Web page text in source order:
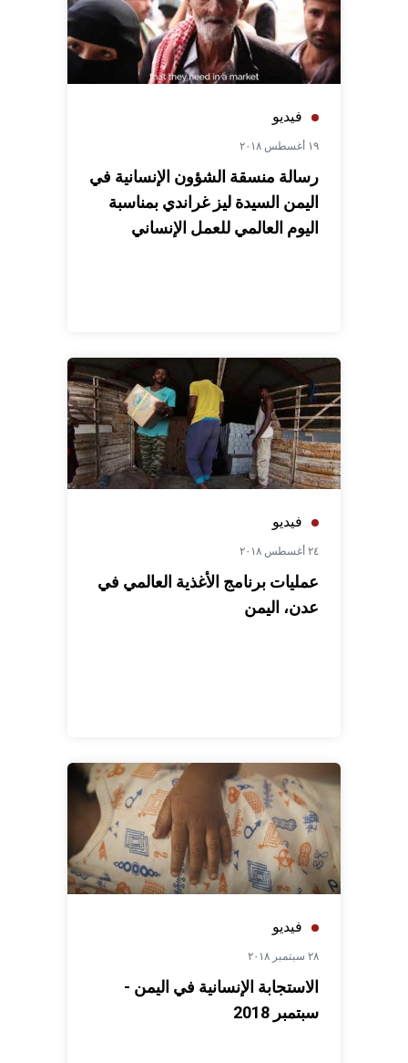
فيديو
١٩ أغسطس ٢٠١٨
رسالة منسقة الشؤون الإنسانية في
اليمن السيدة ليز غراندي بمناسبة
اليوم العالمي للعمل الإنساني
فيديو
٢٤ أغسطس ٢٠١٨
عمليات برنامج الأغذية العالمي في
عدن، اليمن
فيديو
٢٨ سبتمبر ٢٠١٨
الاستجابة الإنسانية في اليمن -
سبتمبر 2018